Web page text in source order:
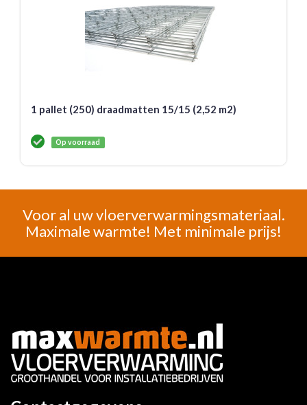
1 pallet (250) draadmatten 15/15 (2,52 m2)
Op voorraad
Voor al uw vloerverwarmingsmateriaal.
Maximale warmte! Met minimale prijs!